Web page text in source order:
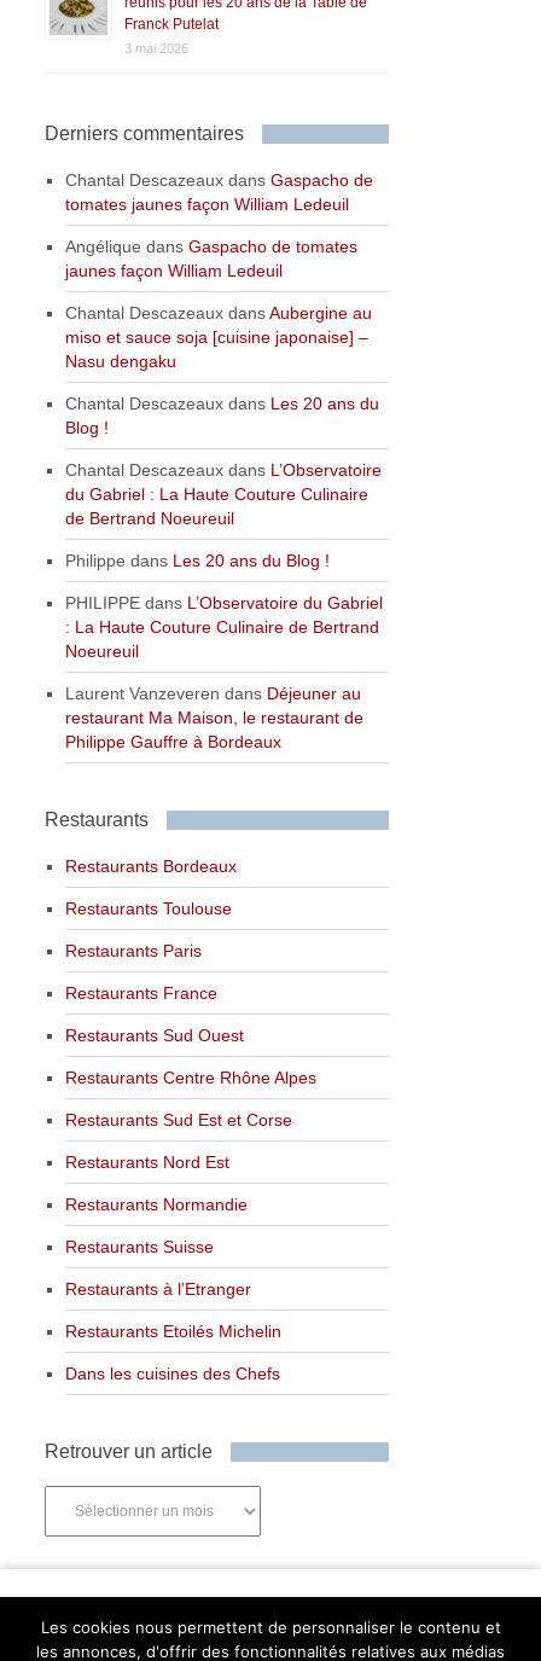
Franck Putelat
3 mai 2026
Derniers commentaires
Chantal Descazeaux dansGaspacho de
tomates jaunes façon William Ledeuil
Angélique dansGaspacho de tomates
jaunes façon William Ledeuil
Chantal Descazeaux dansAubergine au
miso et sauce soja [cuisine japonaise] –
Nasu dengaku
Chantal Descazeaux dans Les 20 ans du
Blog !
Chantal Descazeaux dans L’Observatoire
du Gabriel : La Haute Couture Culinaire
de Bertrand Noeureuil
Philippe dans Les 20 ans du Blog !
PHILIPPE dans L’Observatoire du Gabriel
: La Haute Couture Culinaire de Bertrand
Noeureuil
Laurent Vanzeveren dans Déjeuner au
restaurant Ma Maison, le restaurant de
Philippe Gauffre à Bordeaux
Restaurants
Restaurants Bordeaux
Restaurants Toulouse
Restaurants Paris
Restaurants France
Restaurants Sud Ouest
Restaurants Centre Rhône Alpes
Restaurants Sud Est et Corse
Restaurants Nord Est
Restaurants Normandie
Restaurants Suisse
Restaurants à l’Etranger
Restaurants Etoilés Michelin
Dans les cuisines des Chefs
Retrouver un article
Les cookies nous permettent de personnaliser le contenu et
les annonces, d'offrir des fonctionnalités relatives aux médias